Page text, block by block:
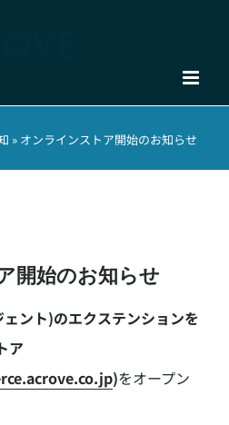
» オンラインストア開始のお知らせ
開始のお知らせ
ント)のエクステンションを
ア
)をオープン